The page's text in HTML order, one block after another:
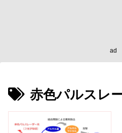
ad
赤色パルスレ